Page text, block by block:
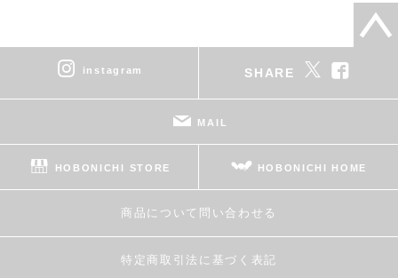
instagram SHARE
MAIL
HOBONICHI STORE HOBONICHI HOME
商品について問い合わせる
特定商取引法に基づく表記